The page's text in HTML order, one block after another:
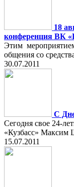
18
конференция ВК
Этим
общения со
30.07.2011
С
Сегодня свое 24-
«Кузбасс» Максим
15.07.2011